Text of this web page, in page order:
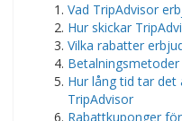
Vad TripAdvisor
Hur skickar
Vilka rabatter
Hur lång tid tar
TripAdvisor
Rabattkuponger